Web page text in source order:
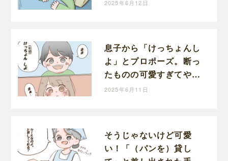
2025年6月12日
息子から「けっちょんし
よ」とプロポーズ。断っ
たものの可愛すぎてやっ
ぱり結婚したくなった｜
2025年6月11日
そうじゃないけど可愛
い！「（パンを）貸し